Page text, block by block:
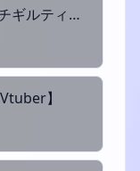
【雑談GGST】DR1832～10マッチギルティ【Vtuber】
】